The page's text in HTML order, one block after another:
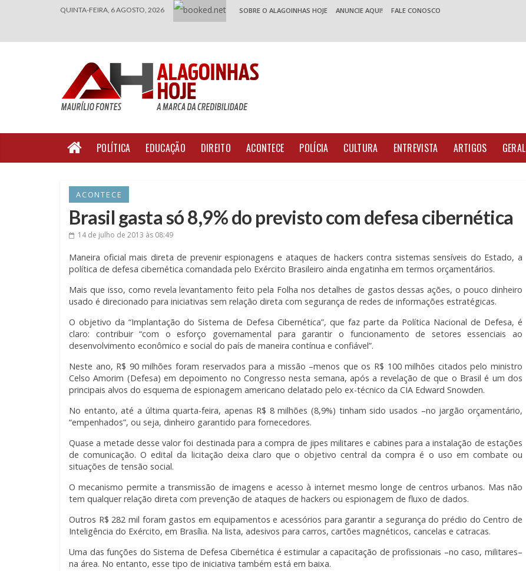
QUINTA-FEIRA, 6 AGOSTO, 2026 SOBRE O ALAGOINHAS HOJE ANUNCIE AQUI! FALE CONOSCO
POLÍTICA EDUCAÇÃO DIREITO ACONTECE POLÍCIA CULTURA ENTREVISTA ARTIGOS GERAL
ACONTECE
Brasil gasta só 8,9% do previsto com defesa cibernética
14 de julho de 2013 às 08:49
Maneira oficial mais direta de prevenir espionagens e ataques de hackers contra sistemas sensíveis do Estado, a
política de defesa cibernética comandada pelo Exército Brasileiro ainda engatinha em termos orçamentários.
Mais que isso, como revela levantamento feito pela Folha nos detalhes de gastos dessas ações, o pouco dinheiro
usado é direcionado para iniciativas sem relação direta com segurança de redes de informações estratégicas.
O objetivo da “Implantação do Sistema de Defesa Cibernética”, que faz parte da Política Nacional de Defesa, é
claro: contribuir “com o esforço governamental para garantir o funcionamento de setores essenciais ao
desenvolvimento econômico e social do país de maneira contínua e confiável”.
Neste ano, R$ 90 milhões foram reservados para a missão –menos que os R$ 100 milhões citados pelo ministro
Celso Amorim (Defesa) em depoimento no Congresso nesta semana, após a revelação de que o Brasil é um dos
principais alvos do esquema de espionagem americano delatado pelo ex-técnico da CIA Edward Snowden.
No entanto, até a última quarta-feira, apenas R$ 8 milhões (8,9%) tinham sido usados –no jargão orçamentário,
“empenhados”, ou seja, dinheiro garantido para fornecedores.
Quase a metade desse valor foi destinada para a compra de jipes militares e cabines para a instalação de estações
de comunicação. O edital da licitação deixa claro que o objetivo central da compra é o uso em combate ou
situações de tensão social.
O mecanismo permite a transmissão de imagens e acesso à internet mesmo longe de centros urbanos. Mas não
tem qualquer relação direta com prevenção de ataques de hackers ou espionagem de fluxo de dados.
Outros R$ 282 mil foram gastos em equipamentos e acessórios para garantir a segurança do prédio do Centro de
Inteligência do Exército, em Brasília. Na lista, adesivos para carros, cartões magnéticos, cancelas e catracas.
Uma das funções do Sistema de Defesa Cibernética é estimular a capacitação de profissionais –no caso, militares–
na área. No entanto, esse tipo de iniciativa também está em baixa.